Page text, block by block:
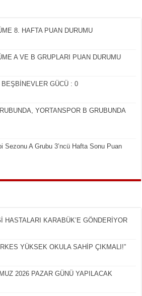
8. HAFTA PUAN DURUMU
A VE B GRUPLARI PUAN DURUMU
GÜCÜ : 0
YORTANSPOR B GRUBUNDA
Sezonu A Grubu 3’ncü Hafta Sonu Puan
HASTALARI KARABÜK’E GÖNDERİYOR
YÜKSEK OKULA SAHİP ÇIKMALI!”
2026 PAZAR GÜNÜ YAPILACAK